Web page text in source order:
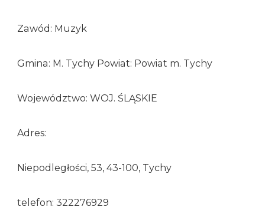
Zawód: Muzyk
Gmina: M. Tychy Powiat: Powiat m. Tychy
Województwo: WOJ. ŚLĄSKIE
Adres:
Niepodległości, 53, 43-100, Tychy
telefon: 322276929